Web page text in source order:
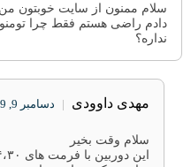
سلام ممنون از سایت خوبتون
نداره؟
مهدی داوودی | دسامبر 9, 2019
سلام وقت بخیر